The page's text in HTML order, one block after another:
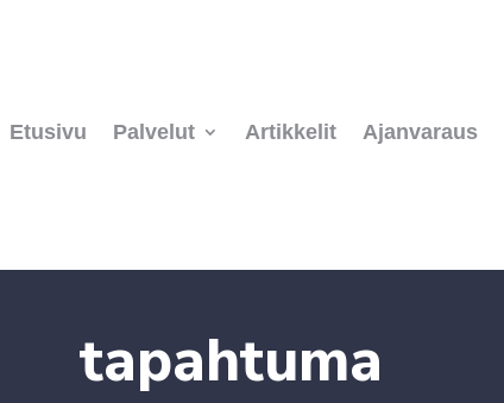
Etusivu Palvelut Artikkelit Ajanvaraus
tapahtuma